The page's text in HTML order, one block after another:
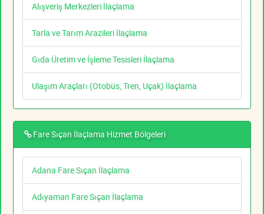
Alışveriş Merkezleri İlaçlama
Tarla ve Tarım Arazileri İlaçlama
Gıda Üretim ve İşleme Tesisleri İlaçlama
Ulaşım Araçları (Otobüs, Tren, Uçak) İlaçlama
Fare Sıçan İlaçlama Hizmet Bölgeleri
Adana Fare Sıçan İlaçlama
Adıyaman Fare Sıçan İlaçlama